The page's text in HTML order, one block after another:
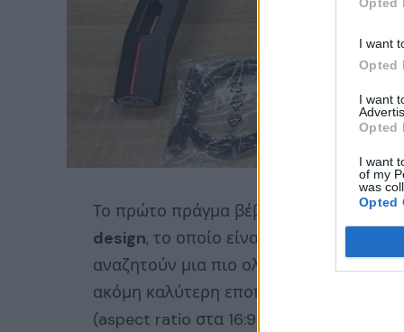
I want
Opted
I want
Opted
I want
of my
was
Opted
Το πρώτο πράγμα βέβαια που αμέσως
design, το οποίο είναι βέβαιο ότι θα
αναζητούν μια πιο ολοκληρωμένη
ακόμη καλύτερη εποπτεία του gaming
(aspect ratio στα 16:9), η 27άρα πρόταση